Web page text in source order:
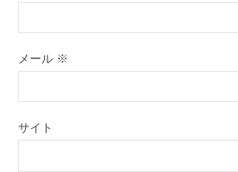
メール ※
サイト